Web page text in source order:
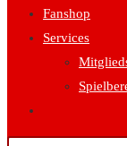
Fanshop
Services
Suche